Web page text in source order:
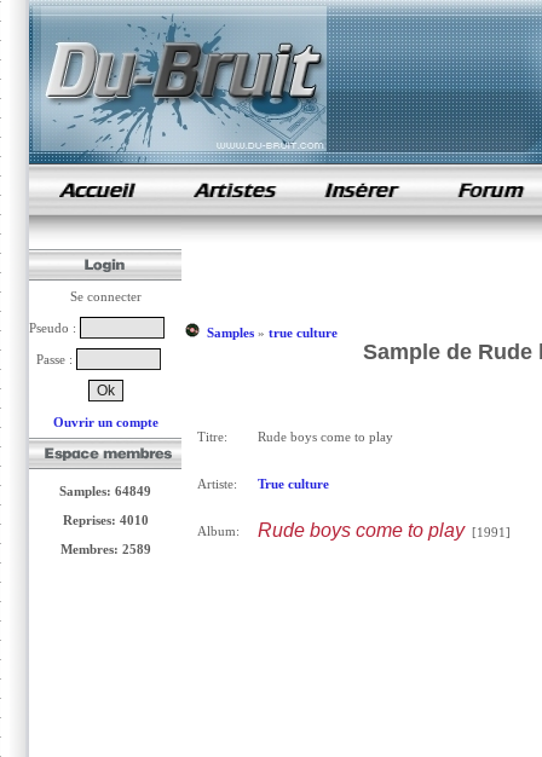
samples de rap
Se connecter
Pseudo :
Passe :
Ouvrir un compte
Samples: 64849
Reprises: 4010
Membres: 2589
Samples» true culture
Sample de
Titre: Rude boys come to play
Artiste: True culture
Album: Rude boys come to play[1991]